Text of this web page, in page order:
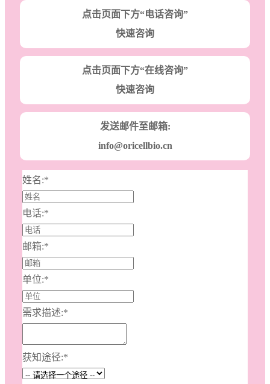
点击页面下方“电话咨询”
快速咨询
点击页面下方“在线咨询”
快速咨询
发送邮件至邮箱:
info@oricellbio.cn
姓名:*
电话:*
邮箱:*
单位:*
需求描述:*
获知途径:*